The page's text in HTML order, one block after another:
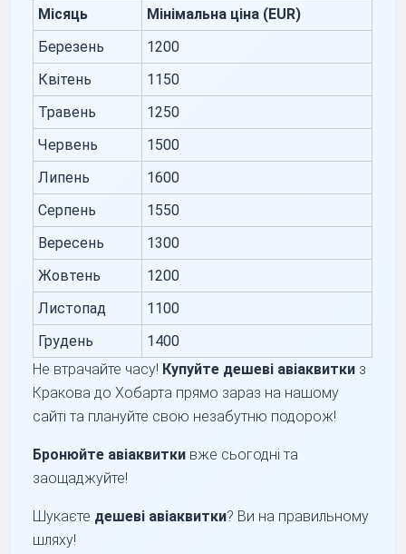
Місяць
Мінімальна ціна (EUR)
Березень
1200
Квітень
1150
Травень
1250
Червень
1500
Липень
1600
Серпень
1550
Вересень
1300
Жовтень
1200
Листопад
1100
Грудень
1400
Не втрачайте часу! Купуйте дешеві авіаквитки з
Кракова до Хобарта прямо зараз на нашому
сайті та плануйте свою незабутню подорож!
Бронюйте авіаквитки вже сьогодні та
заощаджуйте!
Шукаєте дешеві авіаквитки? Ви на правильному
шляху!